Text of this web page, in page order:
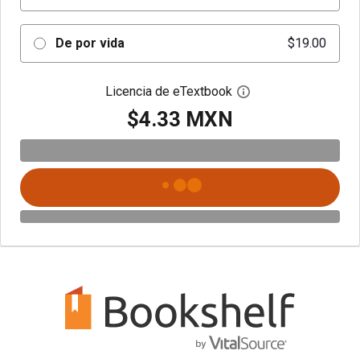
De por vida $19.00
Licencia de eTextbook Abre el cuadro de
$4.33 MXN